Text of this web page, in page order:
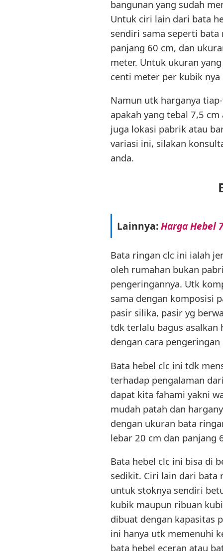
bangunan yang sudah
Untuk ciri lain dari bata
sendiri sama seperti
panjang 60 cm, dan
meter. Untuk ukuran
centi meter per kubik
Namun utk harganya
apakah yang tebal 7,5
juga lokasi pabrik atau
variasi ini, silakan
anda.
Lainnya:Harga Hebel
Bata ringan clc ini ialah
oleh rumahan bukan
pengeringannya. Utk
sama dengan komposisi
pasir silika, pasir yg
tdk terlalu bagus asalkan
dengan cara
Bata hebel clc ini tdk
terhadap pengalaman
dapat kita fahami yakni
mudah patah dan
dengan ukuran bata
lebar 20 cm dan panjang
Bata hebel clc ini bisa di
sedikit. Ciri lain dari bata
untuk stoknya sendiri
kubik maupun ribuan
dibuat dengan kapasitas
ini hanya utk memenuhi
bata hebel eceran atau